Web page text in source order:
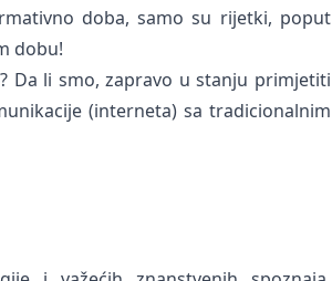
doba, samo su rijetki, poput
dobu!
Da li smo, zapravo u stanju primjetiti
(interneta) sa tradicionalnim